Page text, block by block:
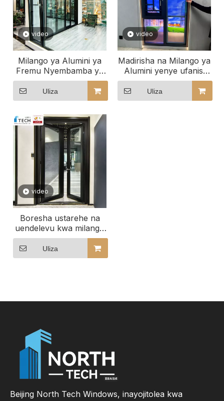
video
Milango ya Alumini ya
Fremu Nyembamba ya
Minimalist
Uliza
video
Madirisha na Milango ya
Alumini yenye ufanisi
wa Nishati
Uliza
video
Boresha ustarehe na
uendelevu kwa milango
ya hali ya juu ya
utendakazi kwa nyumba
yako tulivu
Uliza
Beijing North Tech Windows, inayojitolea kwa